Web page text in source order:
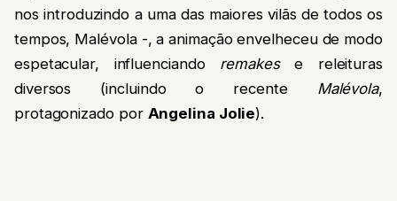
nos introduzindo a uma das maiores vilãs de todos os
tempos, Malévola -, a animação envelheceu de modo
espetacular, influenciando remakese releituras
diversos (incluindo o recente Malévola,
protagonizado por Angelina Jolie).